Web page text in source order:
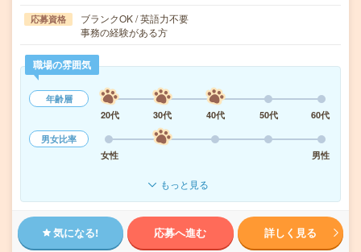
応募資格
ブランクOK / 英語力不要
事務の経験がある方
職場の雰囲気
年齢層
20代
30代 40代 50代
60代
男女比率
女性
男性
もっと見る
気になる! 応募へ進む 詳しく見る